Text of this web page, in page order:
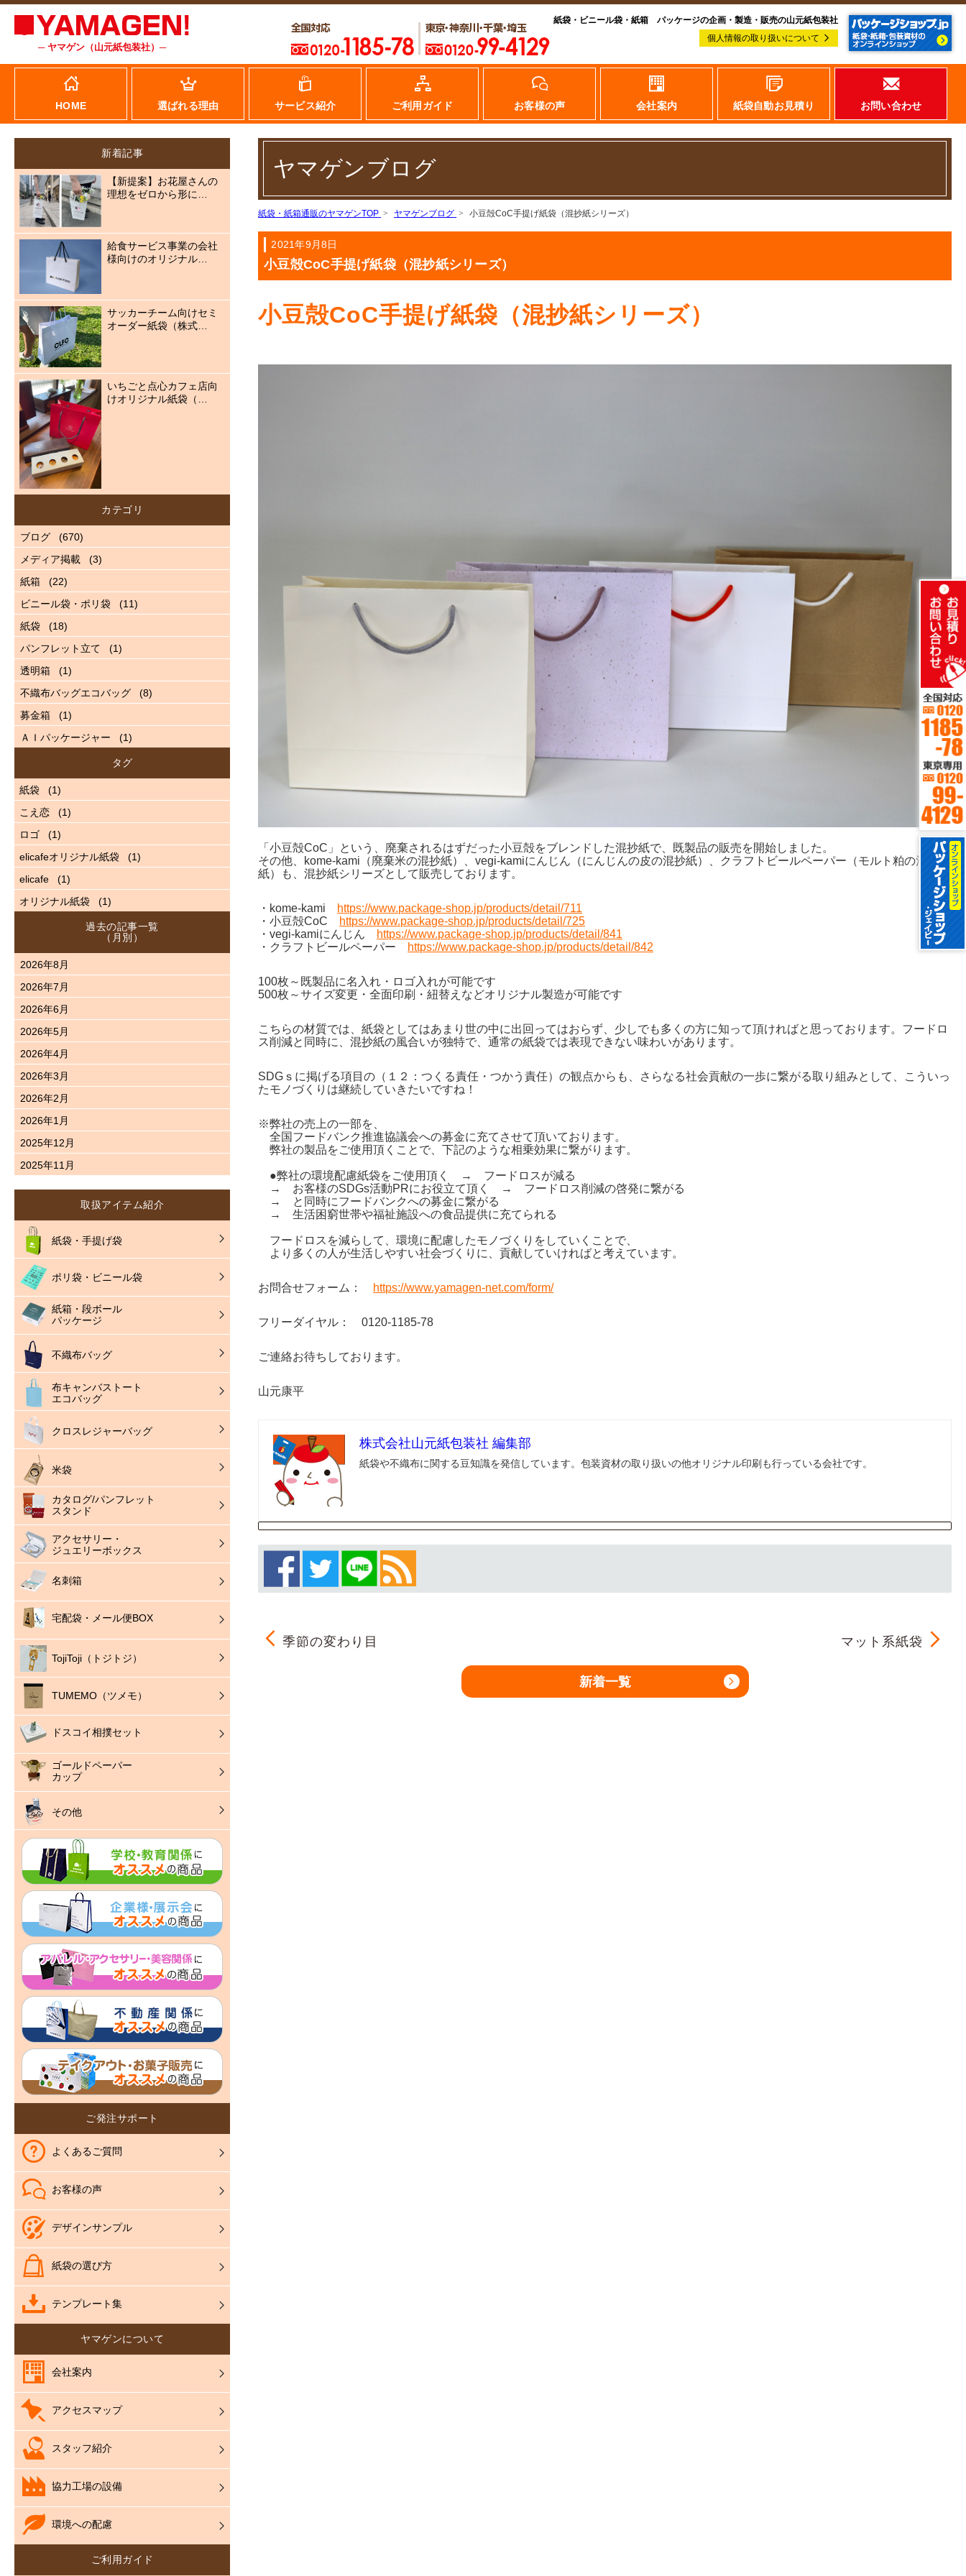
─ ヤマゲン（山元紙包装社）─
紙袋・ビニール袋・紙箱 パッケージの企画・製造・販売の山元紙包装社
個人情報の取り扱いについて
HOME 選ばれる理由 サービス紹介 ご利用ガイド お客様の声 会社案内 紙袋自動お見積り お問い合わせ
ヤマゲンブログ
紙袋・紙箱通販のヤマゲンTOP ヤマゲンブログ 小豆殻CoC手提げ紙袋（混抄紙シリーズ）
2021年9月8日
小豆殻CoC手提げ紙袋（混抄紙シリーズ）
小豆殻CoC手提げ紙袋（混抄紙シリーズ）
「小豆殻CoC」という、廃棄されるはずだった小豆殻をブレンドした混抄紙で、既製品の販売を開始しました。
その他、kome-kami（廃棄米の混抄紙）、vegi-kamiにんじん（にんじんの皮の混抄紙）、クラフトビールペーパー（モルト粕の混抄
紙）も、混抄紙シリーズとして販売しております。
・kome-kami
https://www.package-shop.jp/products/detail/711
・小豆殻CoC
https://www.package-shop.jp/products/detail/725
・vegi-kamiにんじん
https://www.package-shop.jp/products/detail/841
・クラフトビールペーパー
https://www.package-shop.jp/products/detail/842
100枚～既製品に名入れ・ロゴ入れが可能です
500枚～サイズ変更・全面印刷・紐替えなどオリジナル製造が可能です
こちらの材質では、紙袋としてはあまり世の中に出回ってはおらず、少しでも多くの方に知って頂ければと思っております。フードロ
ス削減と同時に、混抄紙の風合いが独特で、通常の紙袋では表現できない味わいがあります。
SDGｓに掲げる項目の（１２：つくる責任・つかう責任）の観点からも、さらなる社会貢献の一歩に繋がる取り組みとして、こういっ
たモノづくりは継続していきたいですね！
※弊社の売上の一部を、
全国フードバンク推進協議会への募金に充てさせて頂いております。
弊社の製品をご使用頂くことで、下記のような相乗効果に繋がります。
●弊社の環境配慮紙袋をご使用頂く → フードロスが減る
→ お客様のSDGs活動PRにお役立て頂く → フードロス削減の啓発に繋がる
→ と同時にフードバンクへの募金に繋がる
→ 生活困窮世帯や福祉施設への食品提供に充てられる
フードロスを減らして、環境に配慮したモノづくりをしていくことで、
より多くの人が生活しやすい社会づくりに、貢献していければと考えています。
お問合せフォーム： https://www.yamagen-net.com/form/
フリーダイヤル： 0120-1185-78
ご連絡お待ちしております。
山元康平
株式会社山元紙包装社 編集部
紙袋や不織布に関する豆知識を発信しています。包装資材の取り扱いの他オリジナル印刷も行っている会社です。
季節の変わり目 マット系紙袋
新着一覧
新着記事
【新提案】お花屋さんの
理想をゼロから形に…
給食サービス事業の会社
様向けのオリジナル…
サッカーチーム向けセミ
オーダー紙袋（株式…
いちごと点心カフェ店向
けオリジナル紙袋（…
カテゴリ
ブログ
(670)
メディア掲載
(3)
紙箱
(22)
ビニール袋・ポリ袋
(11)
紙袋
(18)
パンフレット立て
(1)
透明箱
(1)
不織布バッグエコバッグ
(8)
募金箱
(1)
ＡＩパッケージャー
(1)
タグ
紙袋
(1)
こえ恋
(1)
ロゴ
(1)
elicafeオリジナル紙袋
(1)
elicafe
(1)
オリジナル紙袋
(1)
過去の記事一覧
（月別）
2026年8月
2026年7月
2026年6月
2026年5月
2026年4月
2026年3月
2026年2月
2026年1月
2025年12月
2025年11月
取扱アイテム紹介
紙袋・手提げ袋
ポリ袋・ビニール袋
紙箱・段ボール
パッケージ
不織布バッグ
布キャンバストート
エコバッグ
クロスレジャーバッグ
米袋
カタログ/パンフレット
スタンド
アクセサリー・
ジュエリーボックス
名刺箱
宅配袋・メール便BOX
TojiToji（トジトジ）
TUMEMO（ツメモ）
ドスコイ相撲セット
ゴールドペーパー
カップ
その他
ご発注サポート
よくあるご質問
お客様の声
デザインサンプル
紙袋の選び方
テンプレート集
ヤマゲンについて
会社案内
アクセスマップ
スタッフ紹介
協力工場の設備
環境への配慮
ご利用ガイド